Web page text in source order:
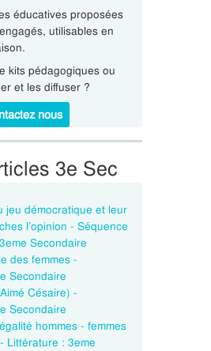
éducatives proposées
utilisables en
kits pédagogiques ou
et les diffuser ?
nous
3e Sec
jeu démocratique et leur
l’opinion - Séquence
Secondaire
des femmes -
Secondaire
Césaire) -
Secondaire
hommes - femmes
Littérature : 3eme